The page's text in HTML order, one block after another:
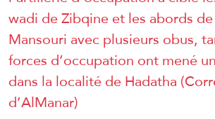
wadi de Zibqine et les abords
Mansouri avec plusieurs obus,
forces d’occupation ont mené
dans la localité de Hadatha
d’AlManar)